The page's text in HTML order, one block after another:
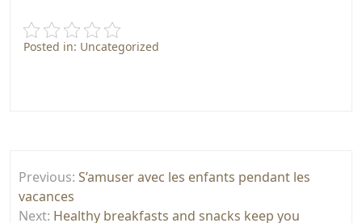
Posted in: Uncategorized
navigation
Previous: S’amuser avec les enfants pendant les
vacances
Next: Healthy breakfasts and snacks keep you